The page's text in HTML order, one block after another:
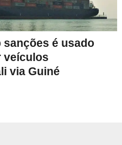
é usado
veículos
via Guiné